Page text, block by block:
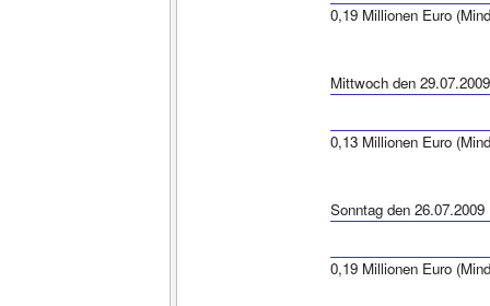
0,19 Millionen Euro
Mittwoch den 29.07.2009
0,13 Millionen Euro
Sonntag den 26.07.2009
0,19 Millionen Euro